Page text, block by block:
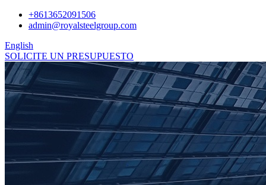
+8613652091506
admin@royalsteelgroup.com
English
SOLICITE UN PRESUPUESTO